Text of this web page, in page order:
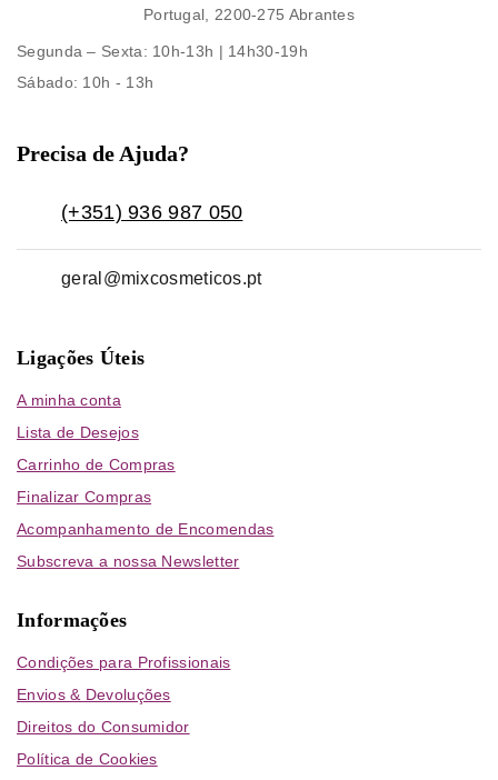
Portugal, 2200-275 Abrantes
Segunda – Sexta: 10h-13h | 14h30-19h
Sábado: 10h - 13h
Precisa de Ajuda?
(+351) 936 987 050
geral@mixcosmeticos.pt
Ligações Úteis
A minha conta
Lista de Desejos
Carrinho de Compras
Finalizar Compras
Acompanhamento de Encomendas
Subscreva a nossa Newsletter
Informações
Condições para Profissionais
Envios & Devoluções
Direitos do Consumidor
Política de Cookies